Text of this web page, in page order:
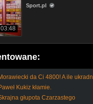
03:48
Sport.pl
da Ci 4800! A ile
#Kaczyński #Nawrocki #polityka
Kukiz kłamie.
głupota Czarzastego